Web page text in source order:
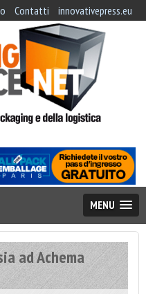
Contatti innovativepress.eu
MENU
ad Achema